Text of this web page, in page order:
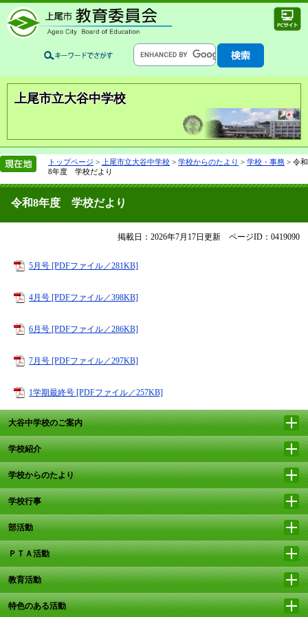
上尾市立大谷中学校
トップページ > 上尾市立大谷中学校 > 学校からのたより > 学校・事務 > 令和
8年度 学校だより
令和8年度 学校だより
掲載日：2026年7月17日更新 ページID：0419090
5月号 [PDFファイル／281KB]
4月号 [PDFファイル／398KB]
6月号 [PDFファイル／286KB]
7月号 [PDFファイル／297KB]
1学期最終号 [PDFファイル／257KB]
大谷中学校のご案内
学校紹介
学校からのたより
学校行事
部活動
ＰＴＡ活動
教育活動
特色のある活動